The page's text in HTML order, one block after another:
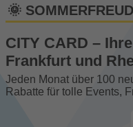
🌞
CITY CARD –
Frankfurt und
Jeden Monat über 100
Rabatte für tolle Events,